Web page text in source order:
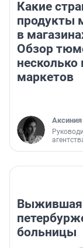
Какие
продукты
в
Обзор
маркетов
Выжившая
больницы